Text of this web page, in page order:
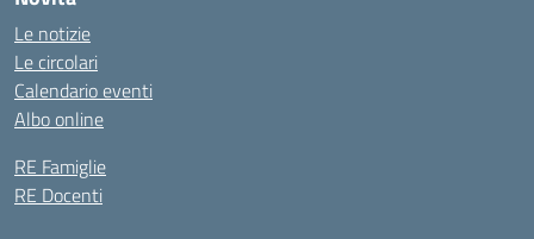
Le notizie
Le circolari
Calendario eventi
Albo online
RE Famiglie
RE Docenti